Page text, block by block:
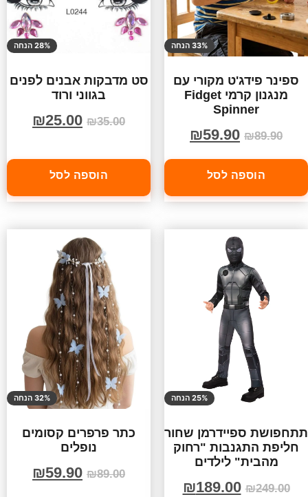
33% הנחה
ספינר פידג'ט מקורי עם
מנגנון קרמי Fidget
Spinner
₪89.90
₪59.90
הוספה לסל
28% הנחה
סט מדבקות אבנים לפנים
בגווני ורוד
₪35.00
₪25.00
הוספה לסל
25% הנחה
תתחפושת ספיידרמן שחור
חליפת התגנבות "רחוק
מהבית" לילדים
₪249.00
₪189.00
32% הנחה
כתר פרפרים קסומים
נופלים
₪89.00
₪59.90